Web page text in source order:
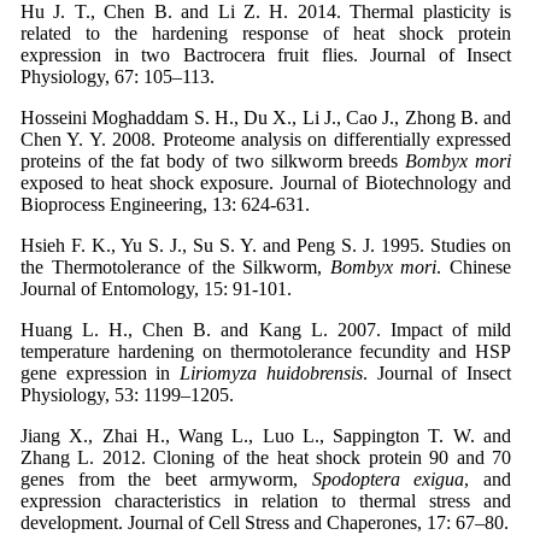
Hu J. T., Chen B. and Li Z. H. 2014. Thermal plasticity is
related to the hardening response of heat shock protein
expression in two Bactrocera fruit flies. Journal of Insect
Physiology, 67: 105–113.
Hosseini Moghaddam S. H., Du X., Li J., Cao J., Zhong B. and
Chen Y. Y. 2008. Proteome analysis on differentially expressed
proteins of the fat body of two silkworm breeds Bombyx mori
exposed to heat shock exposure. Journal of Biotechnology and
Bioprocess Engineering, 13: 624-631.
Hsieh F. K., Yu S. J., Su S. Y. and Peng S. J. 1995. Studies on
the Thermotolerance of the Silkworm, Bombyx mori. Chinese
Journal of Entomology, 15: 91-101.
Huang L. H., Chen B. and Kang L. 2007. Impact of mild
temperature hardening on thermotolerance fecundity and HSP
gene expression in Liriomyza huidobrensis. Journal of Insect
Physiology, 53: 1199–1205.
Jiang X., Zhai H., Wang L., Luo L., Sappington T. W. and
Zhang L. 2012. Cloning of the heat shock protein 90 and 70
genes from the beet armyworm, Spodoptera exigua, and
expression characteristics in relation to thermal stress and
development. Journal of Cell Stress and Chaperones, 17: 67–80.